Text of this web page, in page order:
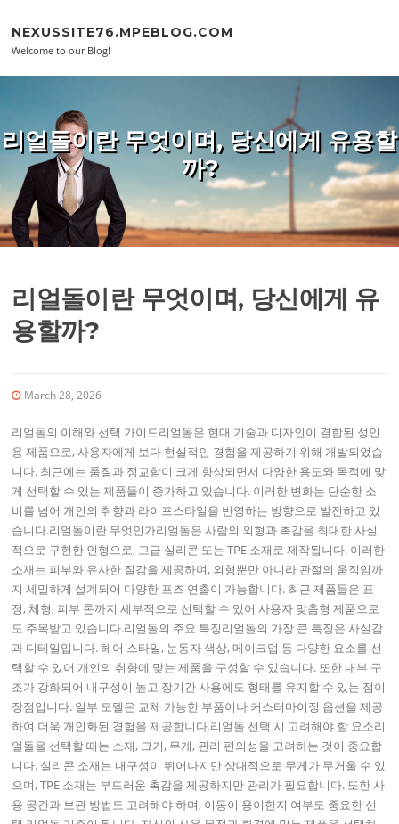
NEXUSSITE76.MPEBLOG.COM
Welcome to our Blog!
리얼돌이란 무엇이며, 당신에게 유용할
까?
리얼돌이란 무엇이며, 당신에게 유
용할까?
March 28, 2026
리얼돌의 이해와 선택 가이드리얼돌은 현대 기술과 디자인이 결합된 성인
용 제품으로, 사용자에게 보다 현실적인 경험을 제공하기 위해 개발되었습
니다. 최근에는 품질과 정교함이 크게 향상되면서 다양한 용도와 목적에 맞
게 선택할 수 있는 제품들이 증가하고 있습니다. 이러한 변화는 단순한 소
비를 넘어 개인의 취향과 라이프스타일을 반영하는 방향으로 발전하고 있
습니다.리얼돌이란 무엇인가리얼돌은 사람의 외형과 촉감을 최대한 사실
적으로 구현한 인형으로, 고급 실리콘 또는 TPE 소재로 제작됩니다. 이러한
소재는 피부와 유사한 질감을 제공하며, 외형뿐만 아니라 관절의 움직임까
지 세밀하게 설계되어 다양한 포즈 연출이 가능합니다. 최근 제품들은 표
정, 체형, 피부 톤까지 세부적으로 선택할 수 있어 사용자 맞춤형 제품으로
도 주목받고 있습니다.리얼돌의 주요 특징리얼돌의 가장 큰 특징은 사실감
과 디테일입니다. 헤어 스타일, 눈동자 색상, 메이크업 등 다양한 요소를 선
택할 수 있어 개인의 취향에 맞는 제품을 구성할 수 있습니다. 또한 내부 구
조가 강화되어 내구성이 높고 장기간 사용에도 형태를 유지할 수 있는 점이
장점입니다. 일부 모델은 교체 가능한 부품이나 커스터마이징 옵션을 제공
하여 더욱 개인화된 경험을 제공합니다.리얼돌 선택 시 고려해야 할 요소리
얼돌을 선택할 때는 소재, 크기, 무게, 관리 편의성을 고려하는 것이 중요합
니다. 실리콘 소재는 내구성이 뛰어나지만 상대적으로 무게가 무거울 수 있
으며, TPE 소재는 부드러운 촉감을 제공하지만 관리가 필요합니다. 또한 사
용 공간과 보관 방법도 고려해야 하며, 이동이 용이한지 여부도 중요한 선